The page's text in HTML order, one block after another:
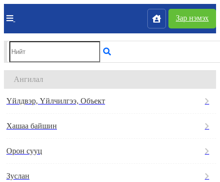
Зар нэмэх
Ангилал
Үйлдвэр, Үйлчилгээ, Объект
Хашаа байшин
Орон сууц
Зуслан